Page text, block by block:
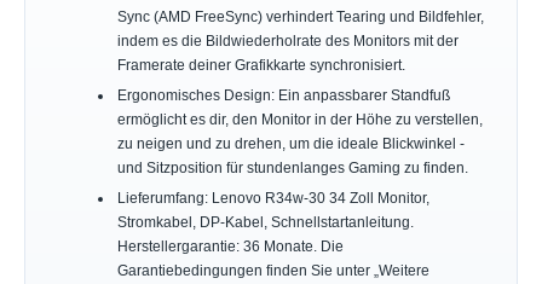
Sync (AMD FreeSync) verhindert Tearing und Bildfehler,
indem es die Bildwiederholrate des Monitors mit der
Framerate deiner Grafikkarte synchronisiert.
Ergonomisches Design: Ein anpassbarer Standfuß
ermöglicht es dir, den Monitor in der Höhe zu verstellen,
zu neigen und zu drehen, um die ideale Blickwinkel -
und Sitzposition für stundenlanges Gaming zu finden.
Lieferumfang: Lenovo R34w-30 34 Zoll Monitor,
Stromkabel, DP-Kabel, Schnellstartanleitung.
Herstellergarantie: 36 Monate. Die
Garantiebedingungen finden Sie unter „Weitere